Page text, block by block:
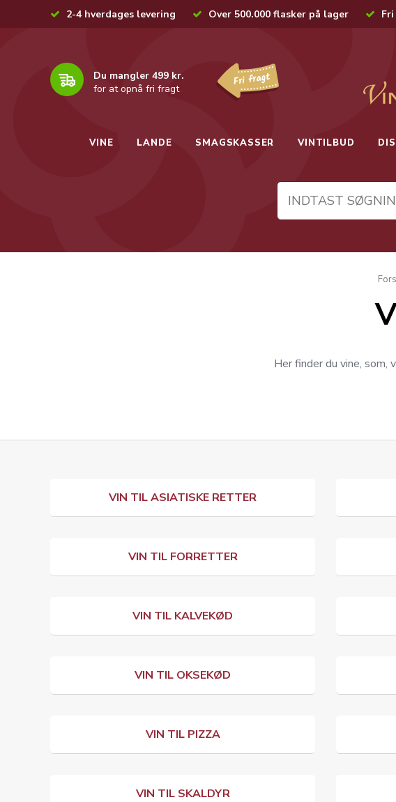
2-4 hverdages levering Over 500.000 flasker på lager
Du mangler 499 kr.
for at opnå fri fragt
VINE LANDE SMAGSKASSER VINTILBUD
Her finder du vine,
VIN TIL ASIATISKE RETTER
VIN TIL FORRETTER
VIN TIL KALVEKØD
VIN TIL OKSEKØD
VIN TIL PIZZA
VIN TIL SKALDYR